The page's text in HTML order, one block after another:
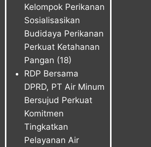
Kelompok Perikanan
Sosialisasikan
Budidaya Perikanan
Perkuat Ketahanan
Pangan (18)
RDP Bersama
DPRD, PT Air Minum
Bersujud Perkuat
Komitmen
Tingkatkan
Pelayanan Air